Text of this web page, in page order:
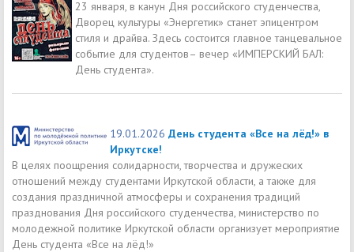
23 января, в канун Дня российского студенчества,
Дворец культуры «Энергетик» станет эпицентром
стиля и драйва. Здесь состоится главное танцевальное
событие для студентов– вечер «ИМПЕРСКИЙ БАЛ:
День студента».
19.01.2026 День студента «Все на лёд!» в
Иркутске!
В целях поощрения солидарности, творчества и дружеских
отношений между студентами Иркутской области, а также для
создания праздничной атмосферы и сохранения традиций
празднования Дня российского студенчества, министерство по
молодежной политике Иркутской области организует мероприятие
День студента «Все на лёд!»